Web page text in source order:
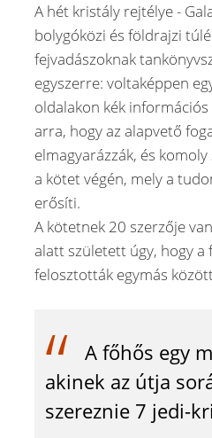
A hét kristály rejtélye -
bolygóközi és földrajzi
fejvadászoknak
egyszerre: voltaképpen
oldalakon kék
arra, hogy az alapvető
elmagyarázzák, és
a kötet végén, mely a
erősíti.
A kötetnek 20 szerzője
alatt született úgy, hogy a
felosztották egymás
A főhős egy
akinek az útja
szereznie 7 jedi-